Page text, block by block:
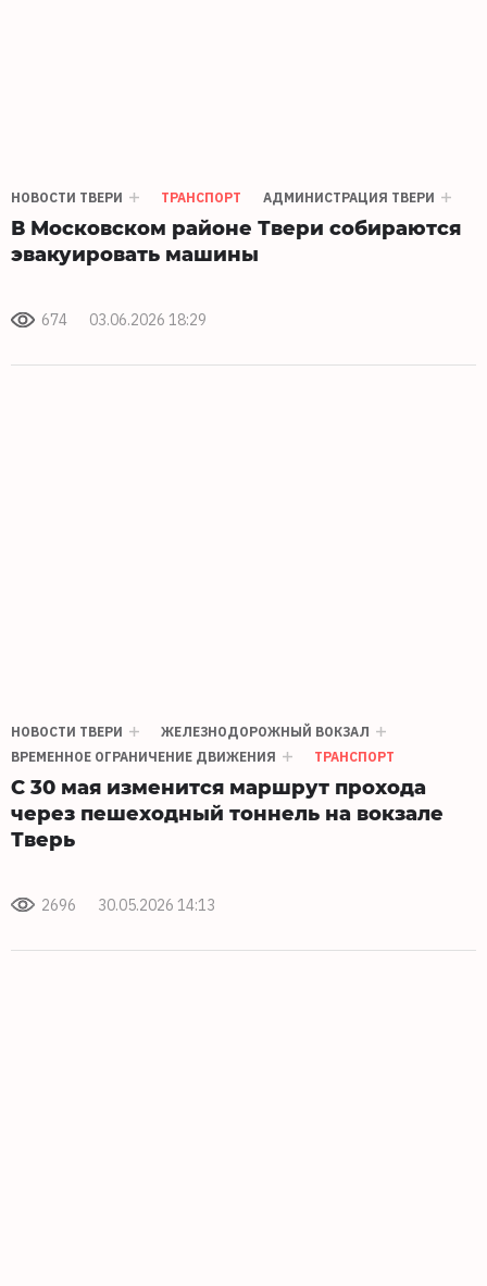
НОВОСТИ ТВЕРИ ТРАНСПОРТ АДМИНИСТРАЦИЯ ТВЕРИ
В Московском районе Твери собираются
эвакуировать машины
674 03.06.2026 18:29
НОВОСТИ ТВЕРИ
ЖЕЛЕЗНОДОРОЖНЫЙ ВОКЗАЛ
ВРЕМЕННОЕ ОГРАНИЧЕНИЕ ДВИЖЕНИЯ
ТРАНСПОРТ
С 30 мая изменится маршрут прохода
через пешеходный тоннель на вокзале
Тверь
2696 30.05.2026 14:13